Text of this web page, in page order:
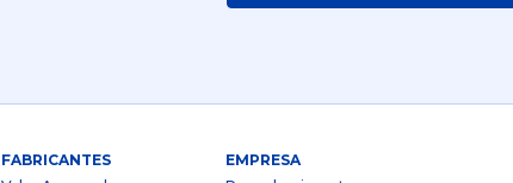
FABRICANTES
EMPRESA